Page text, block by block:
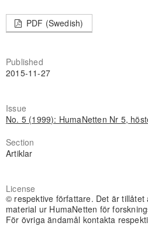
PDF (Swedish)
Published
2015-11-27
Issue
No. 5 (1999): HumaNetten Nr 5,
Section
Artiklar
License
© respektive författare. Det är tillåtet
material ur HumaNetten för
För övriga ändamål kontakta